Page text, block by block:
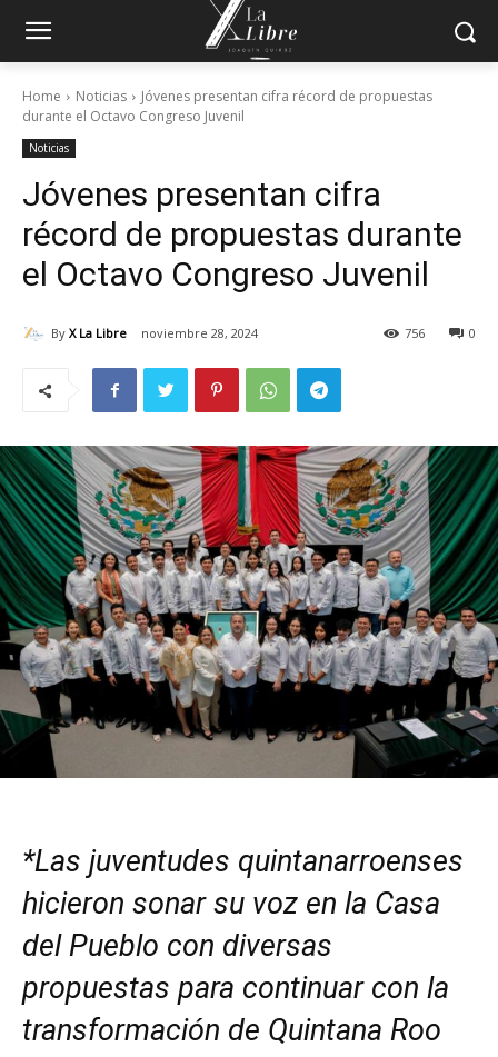
Home Noticias
Jóvenes presentan cifra récord de propuestas
durante el Octavo Congreso Juvenil
Noticias
Jóvenes presentan cifra
récord de propuestas durante
el Octavo Congreso Juvenil
By X La Libre noviembre 28, 2024 0
756
*Las juventudes quintanarroenses
hicieron sonar su voz en la Casa
del Pueblo con diversas
propuestas para continuar con la
transformación de Quintana Roo